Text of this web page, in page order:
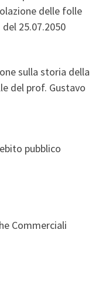
delle folle
25.07.2050
sulla storia della
del prof. Gustavo
pubblico
Commerciali